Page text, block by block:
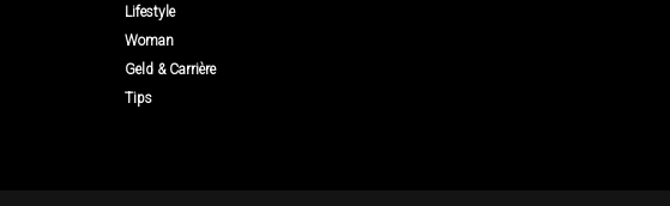
Lifestyle
Woman
Geld & Carrière
Tips